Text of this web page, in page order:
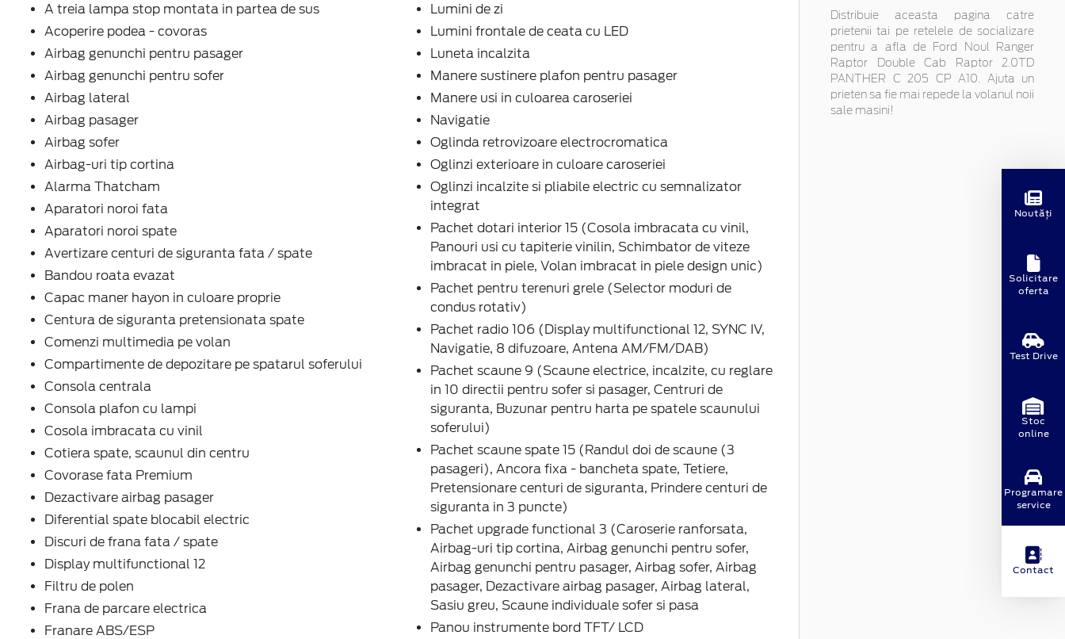
A treia lampa stop montata in partea de sus
Acoperire podea - covoras
Airbag genunchi pentru pasager
Airbag genunchi pentru sofer
Airbag lateral
Airbag pasager
Airbag sofer
Airbag-uri tip cortina
Alarma Thatcham
Aparatori noroi fata
Aparatori noroi spate
Avertizare centuri de siguranta fata / spate
Bandou roata evazat
Capac maner hayon in culoare proprie
Centura de siguranta pretensionata spate
Comenzi multimedia pe volan
Compartimente de depozitare pe spatarul soferului
Consola centrala
Consola plafon cu lampi
Cosola imbracata cu vinil
Cotiera spate, scaunul din centru
Covorase fata Premium
Dezactivare airbag pasager
Diferential spate blocabil electric
Discuri de frana fata / spate
Display multifunctional 12
Filtru de polen
Frana de parcare electrica
Franare ABS/ESP
Lumini de zi
Lumini frontale de ceata cu LED
Luneta incalzita
Manere sustinere plafon pentru pasager
Manere usi in culoarea caroseriei
Navigatie
Oglinda retrovizoare electrocromatica
Oglinzi exterioare in culoare caroseriei
Oglinzi incalzite si pliabile electric cu semnalizator
integrat
Pachet dotari interior 15 (Cosola imbracata cu vinil,
Panouri usi cu tapiterie vinilin, Schimbator de viteze
imbracat in piele, Volan imbracat in piele design unic)
Pachet pentru terenuri grele (Selector moduri de
condus rotativ)
Pachet radio 106 (Display multifunctional 12, SYNC IV,
Navigatie, 8 difuzoare, Antena AM/FM/DAB)
Pachet scaune 9 (Scaune electrice, incalzite, cu reglare
in 10 directii pentru sofer si pasager, Centruri de
siguranta, Buzunar pentru harta pe spatele scaunului
soferului)
Pachet scaune spate 15 (Randul doi de scaune (3
pasageri), Ancora fixa - bancheta spate, Tetiere,
Pretensionare centuri de siguranta, Prindere centuri de
siguranta in 3 puncte)
Pachet upgrade functional 3 (Caroserie ranforsata,
Airbag-uri tip cortina, Airbag genunchi pentru sofer,
Airbag genunchi pentru pasager, Airbag sofer, Airbag
pasager, Dezactivare airbag pasager, Airbag lateral,
Sasiu greu, Scaune individuale sofer si pasa
Panou instrumente bord TFT/ LCD
Distribuie aceasta pagina catre
prietenii tai pe retelele de socializare
pentru a afla de Ford Noul Ranger
Raptor Double Cab Raptor 2.0TD
PANTHER C 205 CP A10. Ajuta un
prieten sa fie mai repede la volanul noii
sale masini!
Noutăți
Solicitare
oferta
Test Drive
Stoc
online
Programare
service
Contact